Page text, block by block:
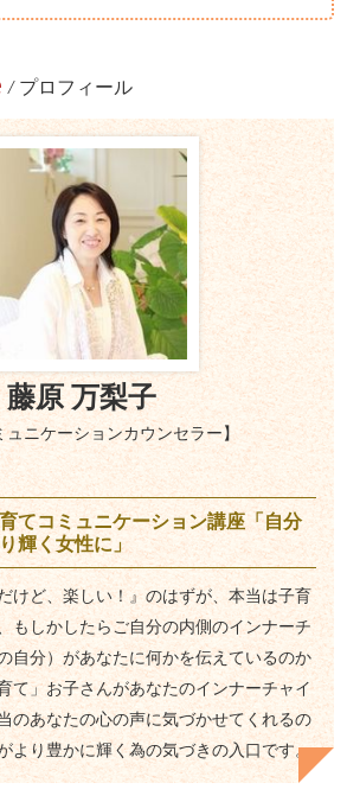
/ プロフィール
藤原 万梨子
ュニケーションカウンセラー】
てコミュニケーション講座「自分
輝く女性に」
けど、楽しい！』のはずが、本当は子育
もしかしたらご自分の内側のインナーチ
自分）があなたに何かを伝えているのか
て」お子さんがあなたのインナーチャイ
のあなたの心の声に気づかせてくれるの
より豊かに輝く為の気づきの入口です。